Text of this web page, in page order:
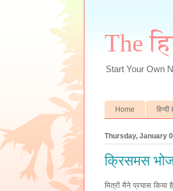
The
Start Your Own
Home
Thursday, January
क्रिसमस
मित्रों मैने प्रयास किया